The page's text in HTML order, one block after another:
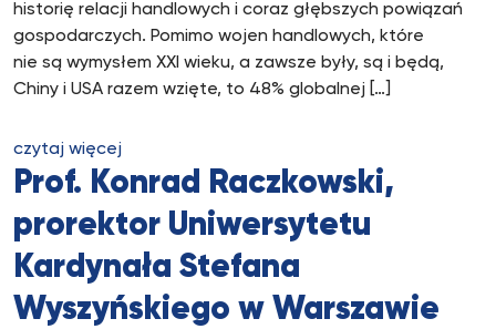
historię relacji handlowych i coraz głębszych powiązań
gospodarczych. Pomimo wojen handlowych, które
nie są wymysłem XXI wieku, a zawsze były, są i będą,
Chiny i USA razem wzięte, to 48% globalnej […]
czytaj więcej
Prof. Konrad Raczkowski,
prorektor Uniwersytetu
Kardynała Stefana
Wyszyńskiego w Warszawie